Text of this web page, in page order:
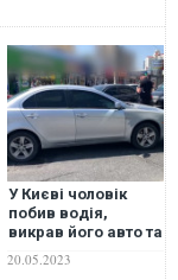
У Києві чоловік
побив водія,
викрав його авто та
ВІДЕО
20.05.2023